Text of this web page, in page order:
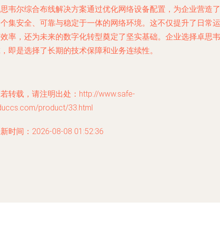
韦尔综合布线解决方案通过优化网络设备配置，为企业营造了
集安全、可靠与稳定于一体的网络环境。这不仅提升了日常运
率，还为未来的数字化转型奠定了坚实基础。企业选择卓思韦
即是选择了长期的技术保障和业务连续性。
转载，请注明出处：http://www.safe-
product/33.html
时间：2026-08-08 01:52:36